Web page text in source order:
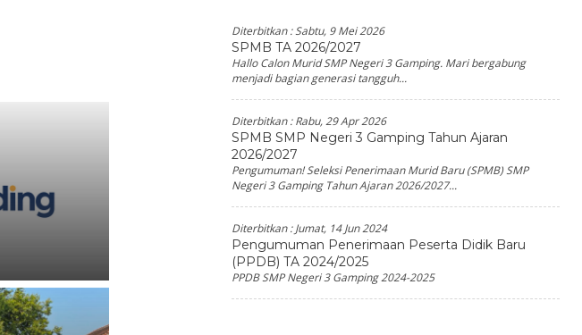
Diterbitkan :Sabtu, 9 Mei 2026
SPMB TA 2026/2027
Hallo Calon Murid SMP Negeri 3 Gamping. Mari bergabung
menjadi bagian generasi tangguh...
Diterbitkan :Rabu, 29 Apr 2026
SPMB SMP Negeri 3 Gamping Tahun Ajaran
2026/2027
Pengumuman! Seleksi Penerimaan Murid Baru (SPMB) SMP
Negeri 3 Gamping Tahun Ajaran 2026/2027...
Diterbitkan :Jumat, 14 Jun 2024
Pengumuman Penerimaan Peserta Didik Baru
(PPDB) TA 2024/2025
PPDB SMP Negeri 3 Gamping 2024-2025